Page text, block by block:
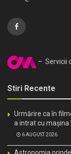
– Servicii
Stiri Recente
Urmărire ca în
a intrat cu mașina
6 AUGUST 2026
Astronomia